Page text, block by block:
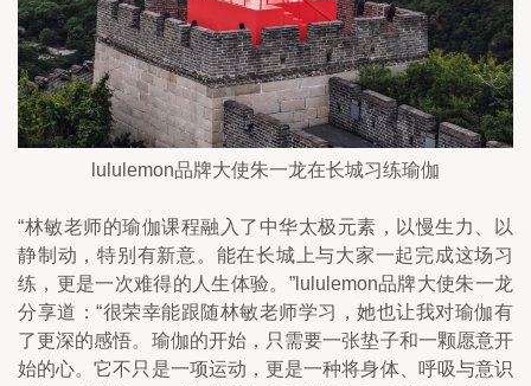
lululemon品牌大使朱一龙在长城习练瑜伽
“林敏老师的瑜伽课程融入了中华太极元素，以慢生力、以
静制动，特别有新意。能在长城上与大家一起完成这场习
练，更是一次难得的人生体验。”lululemon品牌大使朱一龙
分享道：“很荣幸能跟随林敏老师学习，她也让我对瑜伽有
了更深的感悟。瑜伽的开始，只需要一张垫子和一颗愿意开
始的心。它不只是一项运动，更是一种将身体、呼吸与意识